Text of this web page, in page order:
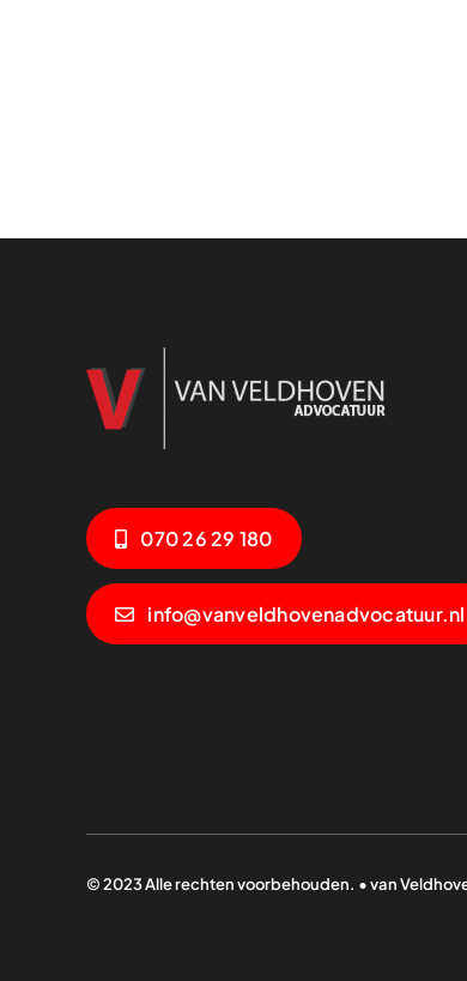
070 26 29 180
info@vanveldhovenadvocatuur.nl
© 2023 Alle rechten voorbehouden. • van